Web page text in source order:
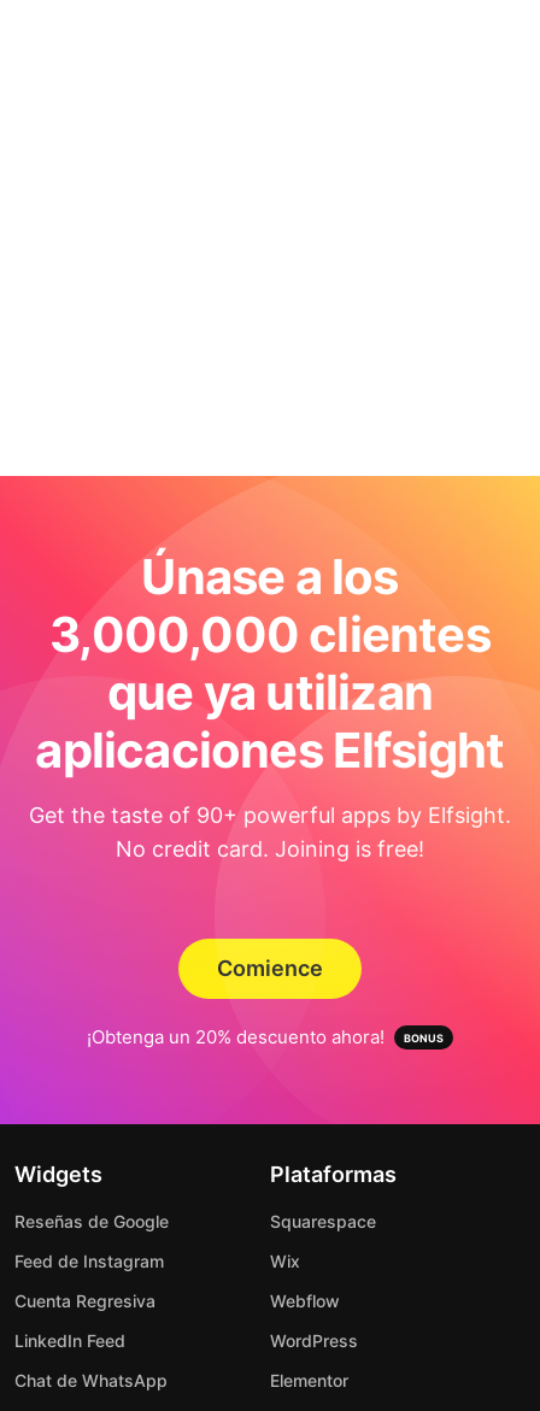
Únase a los
3,000,000 clientes
que ya utilizan
aplicaciones Elfsight
Get the taste of 90+ powerful apps by Elfsight.
No credit card. Joining is free!
Comience
¡Obtenga un 20% descuento ahora!
Widgets
Reseñas de Google
Feed de Instagram
Cuenta Regresiva
LinkedIn Feed
Chat de WhatsApp
Plataformas
Squarespace
Wix
Webflow
WordPress
Elementor